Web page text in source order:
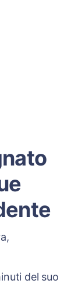
del suo